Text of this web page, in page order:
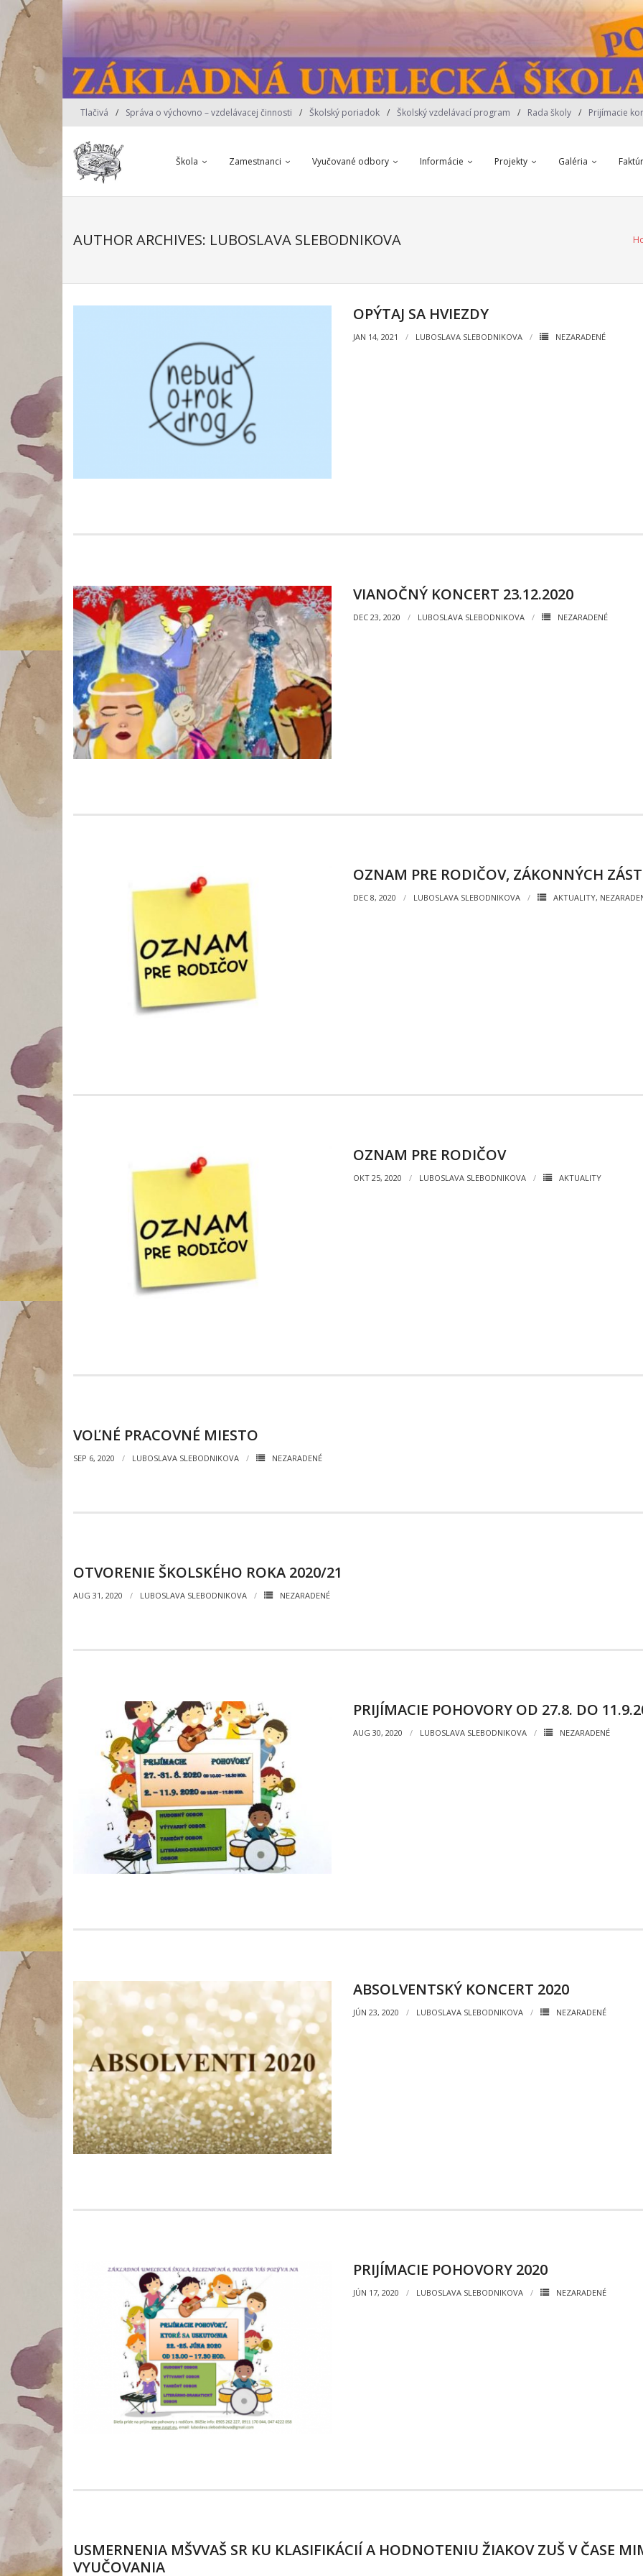
Tlačivá Správa o výchovno – vzdelávacej činnosti Školský poriadok Školský vzdelávací program Rada školy Prijímacie
Škola Zamestnanci Vyučované odbory Informácie Projekty Galéria
AUTHOR ARCHIVES: LUBOSLAVA SLEBODNIKOVA
OPÝTAJ SA HVIEZDY
JAN 14, 2021 LUBOSLAVA SLEBODNIKOVA NEZARADENÉ
VIANOČNÝ KONCERT 23.12.2020
DEC 23, 2020 LUBOSLAVA SLEBODNIKOVA NEZARADENÉ
OZNAM PRE RODIČOV, ZÁKONNÝCH
DEC 8, 2020 LUBOSLAVA SLEBODNIKOVA AKTUALITY,
OZNAM PRE RODIČOV
OKT 25, 2020 LUBOSLAVA SLEBODNIKOVA AKTUALITY
VOĽNÉ PRACOVNÉ MIESTO
SEP 6, 2020 LUBOSLAVA SLEBODNIKOVA NEZARADENÉ
OTVORENIE ŠKOLSKÉHO ROKA 2020/21
AUG 31, 2020 LUBOSLAVA SLEBODNIKOVA NEZARADENÉ
PRIJÍMACIE POHOVORY OD 27.8. DO
AUG 30, 2020 LUBOSLAVA SLEBODNIKOVA NEZARADENÉ
ABSOLVENTSKÝ KONCERT 2020
JÚN 23, 2020 LUBOSLAVA SLEBODNIKOVA NEZARADENÉ
PRIJÍMACIE POHOVORY 2020
JÚN 17, 2020 LUBOSLAVA SLEBODNIKOVA NEZARADENÉ
USMERNENIA MŠVVAŠ SR KU KLASIFIKÁCIÍ A HODNOTENIU ŽIAKOV ZUŠ V ČASE
VYUČOVANIA